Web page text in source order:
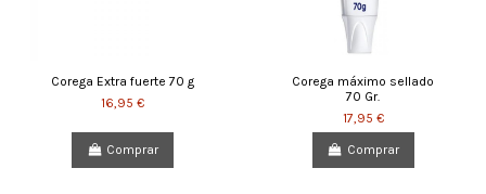
Corega Extra fuerte 70 g
16,95 €
Comprar
Corega máximo sellado
70 Gr.
17,95 €
Comprar